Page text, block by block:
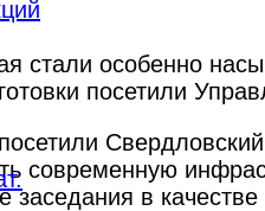
стали особенно
посетили
современную
заседания в